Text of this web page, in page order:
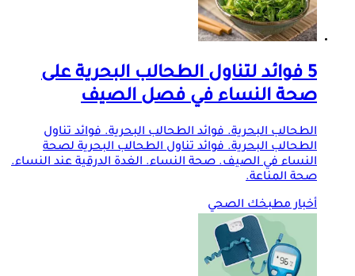
5 فوائد لتناول الطحالب البحرية على
صحة النساء في فصل الصيف
الطحالب البحرية. فوائد الطحالب البحرية. فوائد تناول
الطحالب البحرية. فوائد تناول الطحالب البحرية لصحة
النساء في الصيف. صحة النساء. الغدة الدرقية عند النساء.
صحة المناعة.
أخبار مطبخك الصحي